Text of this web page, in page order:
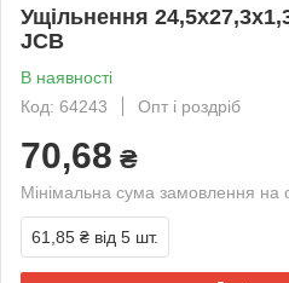
Ущільнення
JCB
В наявності
Код: 64243
Опт і роздріб
70,68 ₴
Мінімальна сума замовлення на
61,85 ₴ від 5 шт.